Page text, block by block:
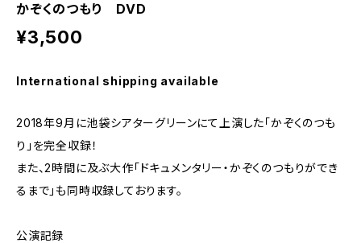
かぞくのつもり DVD
¥3,500
International shipping available
2018年9月に池袋シアターグリーンにて上演した「かぞくのつも
り」を完全収録！
また、2時間に及ぶ大作「ドキュメンタリー・かぞくのつもりができ
るまで」も同時収録しております。
公演記録